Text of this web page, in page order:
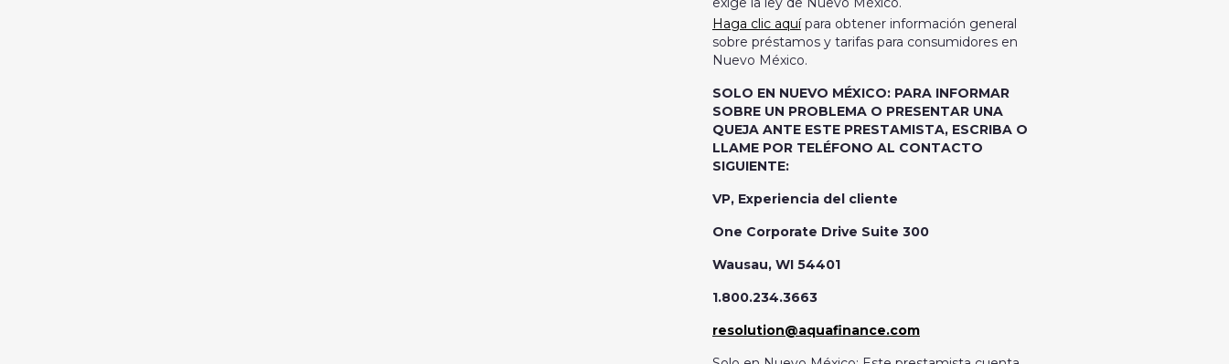
Haga clic aquípara obtener información general
sobre préstamos y tarifas para consumidores en
Nuevo México.
SOLO EN NUEVO MÉXICO: PARA INFORMAR
SOBRE UN PROBLEMA O PRESENTAR UNA
QUEJA ANTE ESTE PRESTAMISTA, ESCRIBA O
LLAME POR TELÉFONO AL CONTACTO
SIGUIENTE:
VP, Experiencia del cliente
One Corporate Drive Suite 300
Wausau, WI 54401
1.800.234.3663
resolution@aquafinance.com